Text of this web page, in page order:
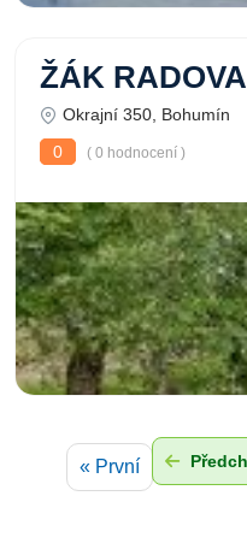
ŽÁK
Okrajní 350, Bohumín
0
( 0 hodnocení )
« První